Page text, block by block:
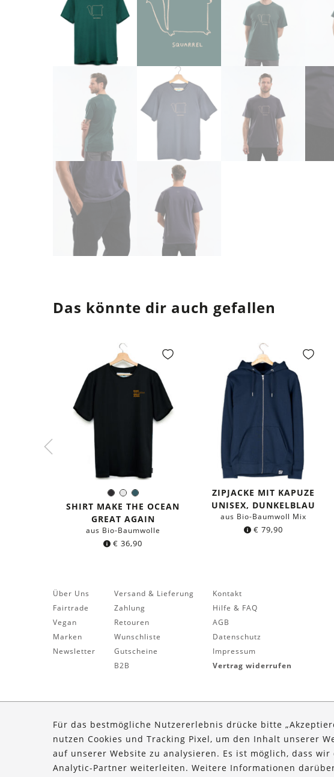
Das könnte dir auch gefallen
Schwarz
WeißDunkles
Petrol
Farbe:
SHIRT MAKE THE OCEAN
GREAT AGAIN
aus Bio-Baumwolle
€ 36,90
ZIPJACKE MIT KAPUZE
UNISEX, DUNKELBLAU
aus Bio-Baumwoll Mix
€ 79,90
Über Uns
Fairtrade
Vegan
Marken
Newsletter
Versand & Lieferung
Zahlung
Retouren
Wunschliste
Gutscheine
B2B
Kontakt
Hilfe & FAQ
AGB
Datenschutz
Impressum
Vertrag widerrufen
Für das bestmögliche Nutzererlebnis drücke bitte
nutzen Cookies und Tracking Pixel, um den Inhalt unserer
auf unserer Website zu analysieren. Es ist möglich, dass
Analytic-Partner weiterleiten. Weitere Informationen